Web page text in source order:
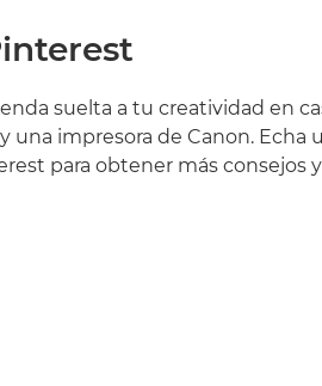
suelta a tu creatividad en
una impresora de Canon. Echa
para obtener más consejos y